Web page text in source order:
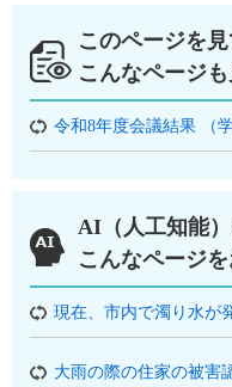
このページを
こんなページ
令和8年度会議結果 （
AI（人工知能
こんなページ
現在、市内で濁り水が
大雨の際の住家の被害